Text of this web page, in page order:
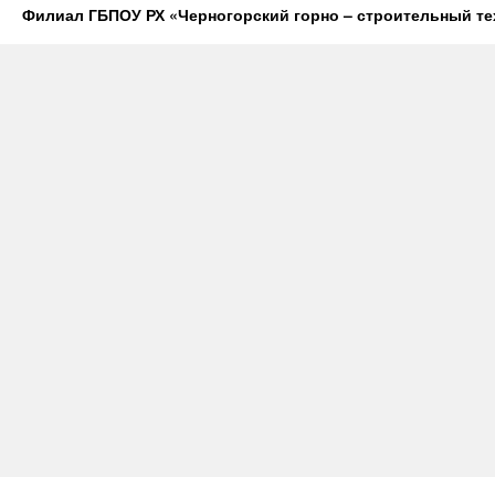
Филиал ГБПОУ РХ «Черногорский горно – строительный